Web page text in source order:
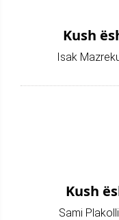
Kush
Isak
Kush
Sami